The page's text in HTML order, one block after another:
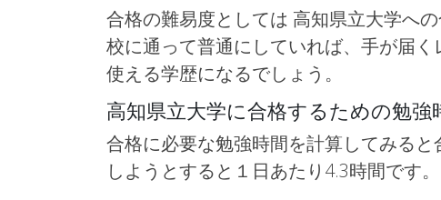
合格の難易度としては 高知県立大学へ
校に通って普通にしていれば、手が届
使える学歴になるでしょう。
高知県立大学に合格するための勉強
合格に必要な勉強時間を計算してみる
しようとすると１日あたり4.3時間です。